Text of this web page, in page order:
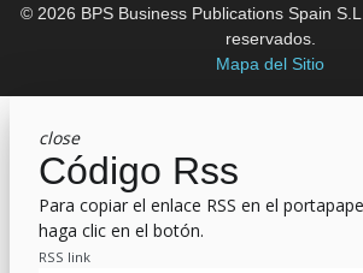
© 2026 BPS Business Publications Spain
reservados.
Mapa del Sitio
close
Código Rss
Para copiar el enlace RSS en el
haga clic en el botón.
RSS link